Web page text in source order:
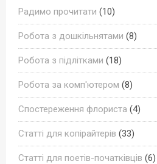
Радимо прочитати (10)
Робота з дошкільнятами (8)
Робота з підлітками (18)
Робота за комп'ютером (8)
Спостереження флориста (4)
Статті для копірайтерів (33)
Статті для поетів-початківців (6)